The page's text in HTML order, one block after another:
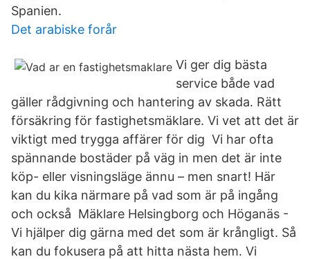
Spanien.
Det arabiske forår
Vi ger dig bästa
service både vad
gäller rådgivning och hantering av skada. Rätt
försäkring för fastighetsmäklare. Vi vet att det är
viktigt med trygga affärer för dig Vi har ofta
spännande bostäder på väg in men det är inte
köp- eller visningsläge ännu – men snart! Här
kan du kika närmare på vad som är på ingång
och också Mäklare Helsingborg och Höganäs -
Vi hjälper dig gärna med det som är krångligt. Så
kan du fokusera på att hitta nästa hem. Vi